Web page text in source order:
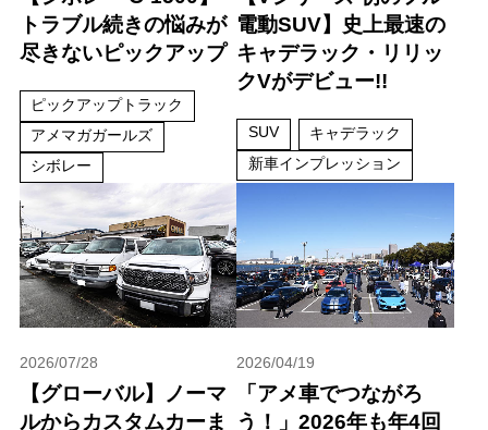
トラブル続きの悩みが
尽きないピックアップ
ピックアップトラック
アメマガガールズ
シボレー
電動SUV】史上最速の
キャデラック・リリッ
クVがデビュー!!
SUV
キャデラック
新車インプレッション
2026/07/28
【グローバル】ノーマ
ルからカスタムカーま
2026/04/19
「アメ車でつながろ
う！」2026年も年4回